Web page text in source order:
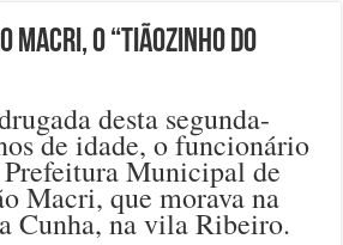
Macri, o “Tiãozinho do
desta segunda-
de idade, o funcionário
Prefeitura Municipal de
Macri, que morava na
Cunha, na vila Ribeiro.